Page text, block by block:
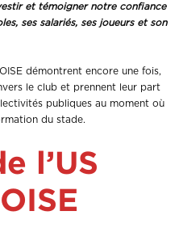
et témoigner notre confiance
ses salariés, ses joueurs et son
démontrent encore une fois,
le club et prennent leur part
publiques au moment où
du stade.
l’US